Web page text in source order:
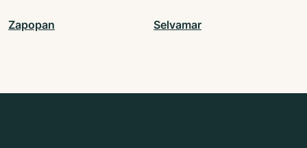
Zapopan Selvamar